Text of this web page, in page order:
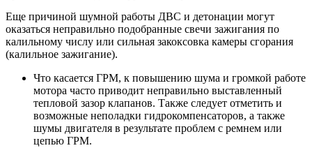
Еще причиной шумной работы ДВС и детонации могут
оказаться неправильно подобранные свечи зажигания по
калильному числу или сильная закоксовка камеры сгорания
(калильное зажигание).
Что касается ГРМ, к повышению шума и громкой работе
мотора часто приводит неправильно выставленный
тепловой зазор клапанов. Также следует отметить и
возможные неполадки гидрокомпенсаторов, а также
шумы двигателя в результате проблем с ремнем или
цепью ГРМ.